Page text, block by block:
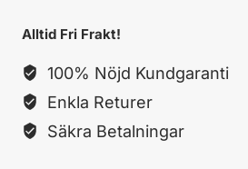
Alltid Fri Frakt!
100% Nöjd Kundgaranti
Enkla Returer
Säkra Betalningar